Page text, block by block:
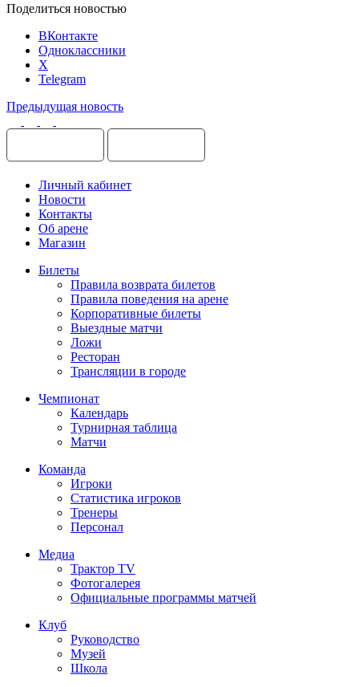
Поделиться новостью
ВКонтакте
Одноклассники
X
Telegram
Предыдущая новость
Личный кабинет
Новости
Контакты
Об арене
Магазин
Билеты
Правила возврата билетов
Правила поведения на арене
Корпоративные билеты
Выездные матчи
Ложи
Ресторан
Трансляции в городе
Чемпионат
Календарь
Турнирная таблица
Матчи
Команда
Игроки
Статистика игроков
Тренеры
Персонал
Медиа
Трактор TV
Фотогалерея
Официальные программы матчей
Клуб
Руководство
Музей
Школа